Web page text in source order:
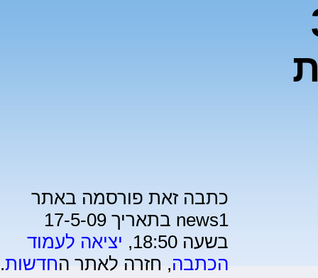
כתבה זאת פורסמה באתר
news1 בתאריך 17-5-09
בשעה 18:50,
יציאה לעמוד
הכתבה, חזרה לאתר החדשות.